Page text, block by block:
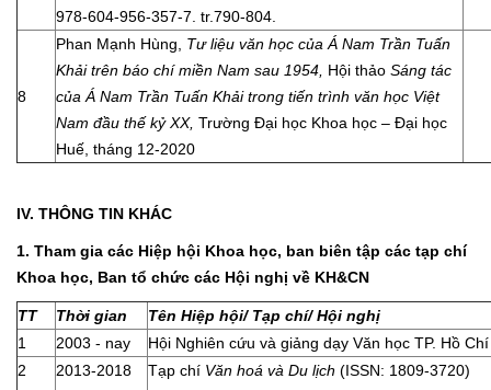
978-604-956-357-7. tr.790-804.
8
Phan Mạnh Hùng,
Tư liệu văn học của Á Nam Trần Tuấn
Khải trên báo chí miền Nam sau 1954, Hội thảo Sáng tác
của Á Nam Trần Tuấn Khải trong tiến trình văn học Việt
Nam đầu thế kỷ XX, Trường Đại học Khoa học – Đại học
Huế, tháng 12-2020
IV. THÔNG TIN KHÁC
1. Tham gia các Hiệp hội Khoa học, ban biên tập các tạp chí
Khoa học, Ban tổ chức các Hội nghị về KH&CN
TT Thời gian
Tên Hiệp hội/ Tạp chí/ Hội nghị
1
2003 - nay
Hội Nghiên cứu và giảng dạy Văn học TP. Hồ
2
2013-2018 Tạp chí Văn hoá và Du lịch (ISSN: 1809-3720)